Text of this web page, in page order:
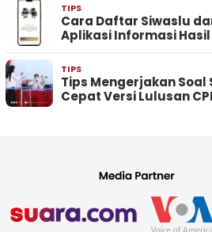
TIPS
Cara Daftar Siwaslu
Aplikasi Informasi
TIPS
Tips Mengerjakan Soal
Cepat Versi Lulusan